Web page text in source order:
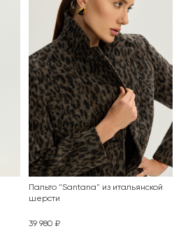
Пальто "Santana" из итальянской
шерсти
39 980 ₽